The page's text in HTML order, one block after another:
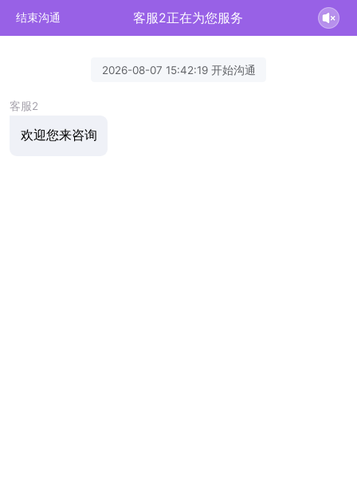
结束沟通 客服2正在为您服务
2026-08-07 15:42:19 开始沟通
客服2
欢迎您来咨询